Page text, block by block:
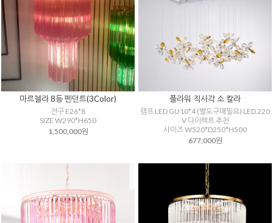
마르첼라 8등 펜던트(3Color)
전구 E26*8
SIZE W290*H650
1,500,000원
플라워 직사각 소 칼라
램프 LED GU10*4 (별도구매필요) LED 220
V 다이렉트 추천
사이즈 W520*D250*H500
677,000원